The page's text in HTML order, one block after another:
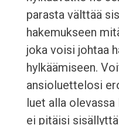
parasta välttää
hakemukseen
joka voisi johtaa
hylkäämiseen.
ansioluettelosi
luet alla
ei pitäisi